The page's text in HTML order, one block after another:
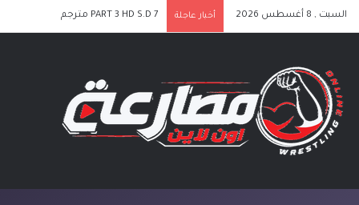
السبت , 8 أغسطس 2026 أخبار عاجلة PART 3 HD S.D 7 مترجم